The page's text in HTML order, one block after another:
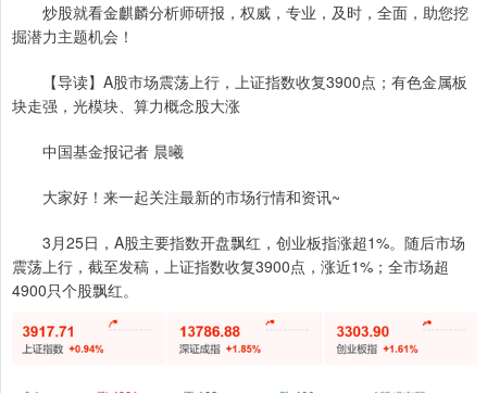
炒股就看金麒麟分析师研报，权威，专业，及时，全面，助您挖
掘潜力主题机会！
【导读】A股市场震荡上行，上证指数收复3900点；有色金属板
块走强，光模块、算力概念股大涨
中国基金报记者 晨曦
大家好！来一起关注最新的市场行情和资讯~
3月25日，A股主要指数开盘飘红，创业板指涨超1%。随后市场
震荡上行，截至发稿，上证指数收复3900点，涨近1%；全市场超
4900只个股飘红。